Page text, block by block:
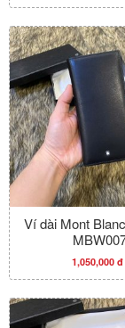
Ví dài Mont
1,050,000 đ